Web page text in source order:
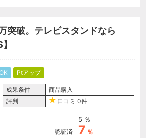
突破。テレビスタンドなら
Ptアップ
成果条件
商品購入
評判
口コミ 0件
認証済
5 ％
7 ％